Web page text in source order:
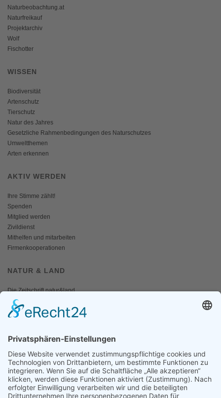
Naturbeobachtung.at
Naturfreikauf
Projektarchiv
Wolf
Fischotter
WISSEN
Biodiversität
Artenschutz
Tierschutz
Natur des Jahres
Gesetzliche Rahmenbedingungen des Naturschutzes
Umweltthemen
Arten erkennen
AKTIV WERDEN
Ihre Stimme zählt!
Spenden
Mitglied werden
Zivildienst
Mithelfen und mitarbeiten
Firmenkooperationen
NATUR & LAND
Die Zeitschrift natur&land
Archiv
Mediadaten
Fotos und Logos
Presseaussendungen
Presse
Presseinformationen abonnieren